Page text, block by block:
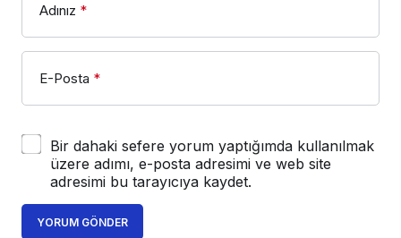
Adınız *
E-Posta *
Bir dahaki sefere yorum yaptığımda kullanılmak
üzere adımı, e-posta adresimi ve web site
adresimi bu tarayıcıya kaydet.
YORUM GÖNDER